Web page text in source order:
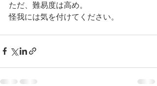
ただ、難易度は高め。
怪我には気を付けてください。